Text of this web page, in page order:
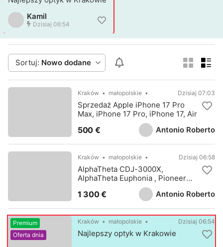
Kamil
Dzisiaj 06:54
Sortuj: Nowo dodane
Antonio Roberto
Kraków małopolskie Dzisiaj 07:03
Sprzedaż Apple iPhone 17 Pro
Max, iPhone 17 Pro, iPhone 17, Air
500 €
Antonio Roberto
Kraków małopolskie Dzisiaj 06:58
AlphaTheta CDJ-3000X,
AlphaTheta Euphonia , Pioneer
1 300 €
Premium
Oferta dnia
Kraków małopolskie Dzisiaj 06:54
Najlepszy optyk w Krakowie